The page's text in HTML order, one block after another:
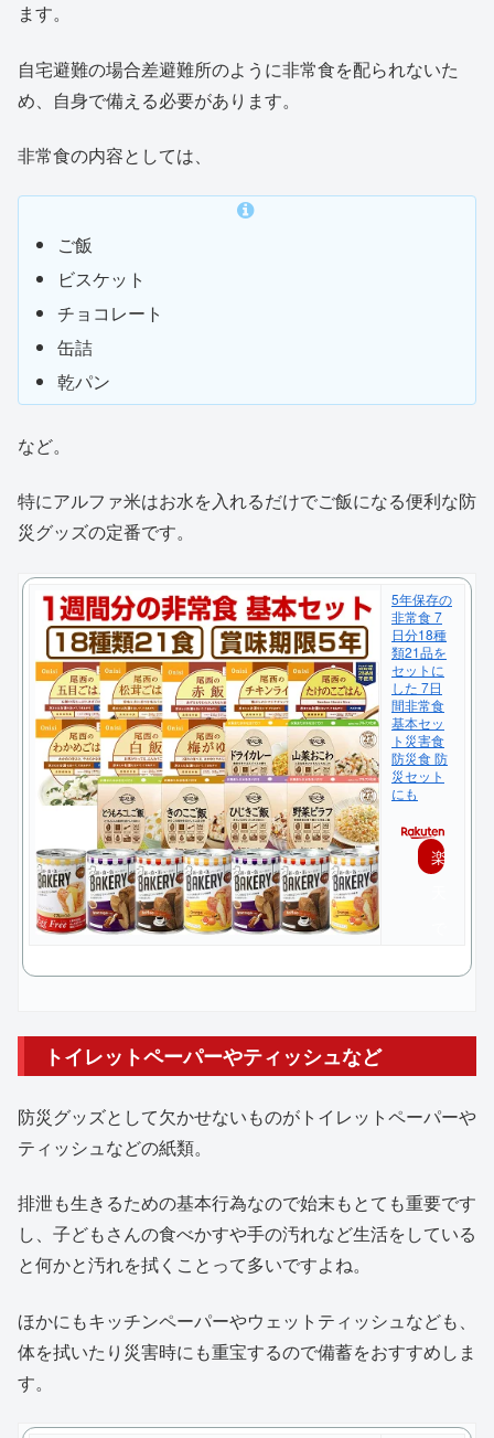
ます。
自宅避難の場合差避難所のように非常食を配られないた
め、自身で備える必要があります。
非常食の内容としては、
ご飯
ビスケット
チョコレート
缶詰
乾パン
など。
特にアルファ米はお水を入れるだけでご飯になる便利な防
災グッズの定番です。
5年保存の
非常食 7
日分18種
類21品を
セットに
した 7日
間非常食
基本セッ
ト災害食
防災食 防
災セット
にも
楽
トイレットペーパーやティッシュなど
防災グッズとして欠かせないものがトイレットペーパーや
ティッシュなどの紙類。
排泄も生きるための基本行為なので始末もとても重要です
し、子どもさんの食べかすや手の汚れなど生活をしている
と何かと汚れを拭くことって多いですよね。
ほかにもキッチンペーパーやウェットティッシュなども、
体を拭いたり災害時にも重宝するので備蓄をおすすめしま
す。